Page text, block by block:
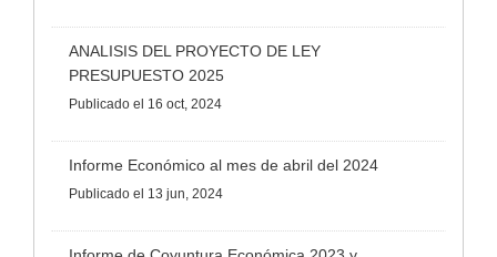
ANALISIS DEL PROYECTO DE LEY
PRESUPUESTO 2025
Publicado el 16 oct, 2024
Informe Económico al mes de abril del 2024
Publicado el 13 jun, 2024